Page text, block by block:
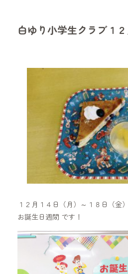
白ゆり小学生クラブ１
１２月１４日（月）～１８日（金
お誕生日週間 です！